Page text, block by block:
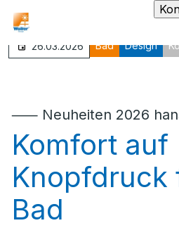
26.03.2026 Bad Design
⸺ Neuheiten 2026
Komfort auf
Knopfdruck
Bad